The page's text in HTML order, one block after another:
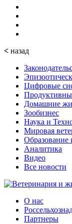
< назад
Цифровые
Домашние
Зообизнес
Наука и
Мировая
Образование
Аналитика
Видео
Все новости
О нас
Партнеры